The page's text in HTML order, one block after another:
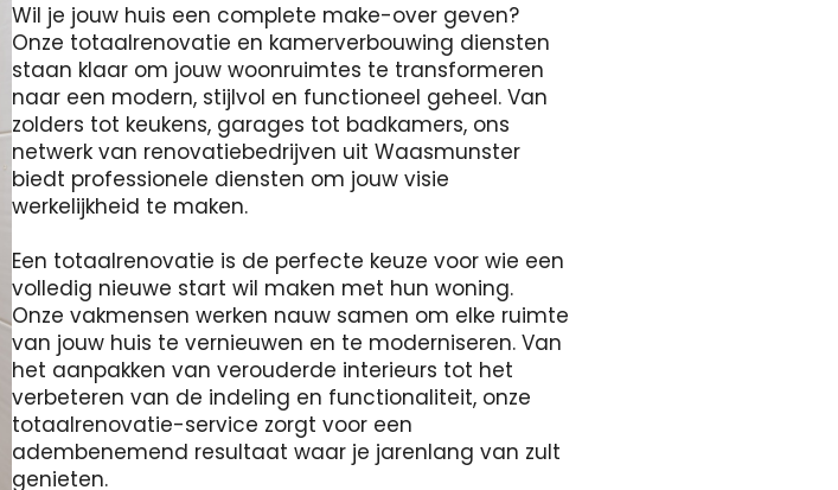
Wil je jouw huis een complete make-over geven?
Onze totaalrenovatie en kamerverbouwing diensten
staan ​​klaar om jouw woonruimtes te transformeren
naar een modern, stijlvol en functioneel geheel. Van
zolders tot keukens, garages tot badkamers, ons
netwerk van renovatiebedrijven uit Waasmunster
biedt professionele diensten om jouw visie
werkelijkheid te maken.
Een totaalrenovatie is de perfecte keuze voor wie een
volledig nieuwe start wil maken met hun woning.
Onze vakmensen werken nauw samen om elke ruimte
van jouw huis te vernieuwen en te moderniseren. Van
het aanpakken van verouderde interieurs tot het
verbeteren van de indeling en functionaliteit, onze
totaalrenovatie-service zorgt voor een
adembenemend resultaat waar je jarenlang van zult
genieten.